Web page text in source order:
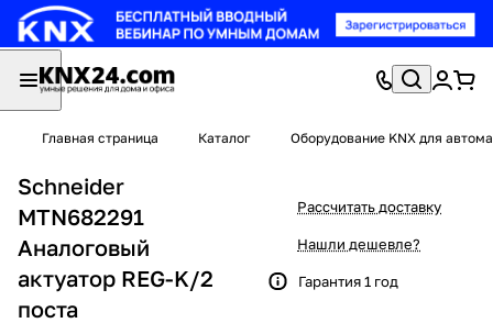
Главная страница Каталог Оборудование KNX для
Schneider
MTN682291
Аналоговый
актуатор REG-K/2
поста
Рассчитать доставку
Нашли дешевле?
Гарантия 1 год